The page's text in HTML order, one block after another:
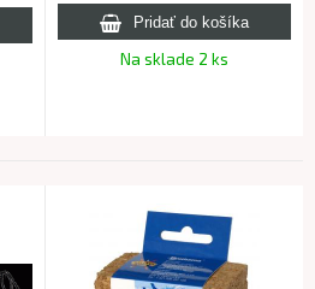
Na sklade 2 ks